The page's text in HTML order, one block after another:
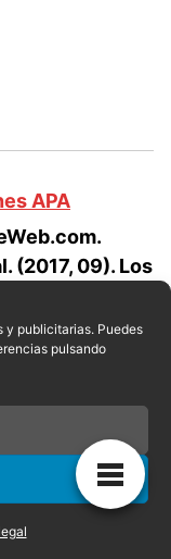
y publicitarias. Puedes
pulsando
APA
(2017, 09). Los
fecha 08,
de-
|Contacto